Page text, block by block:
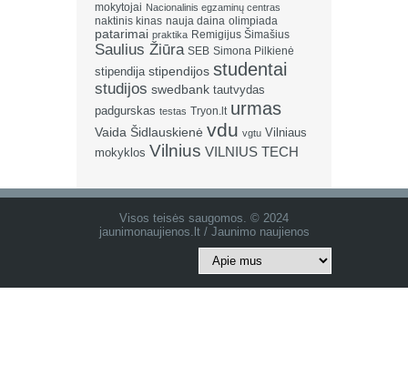
mokytojai Nacionalinis egzaminų centras
naktinis kinas nauja daina olimpiada
patarimai praktika Remigijus Šimašius
Saulius Žiūra SEB Simona Pilkienė
stipendija stipendijos studentai
studijos swedbank tautvydas
padgurskas testas Tryon.lt urmas
Vaida Šidlauskienė vdu vgtu Vilniaus
mokyklos Vilnius VILNIUS TECH
Visos teisės saugomos. © 2024
jaunimonaujienos.lt / Jaunimo naujienos